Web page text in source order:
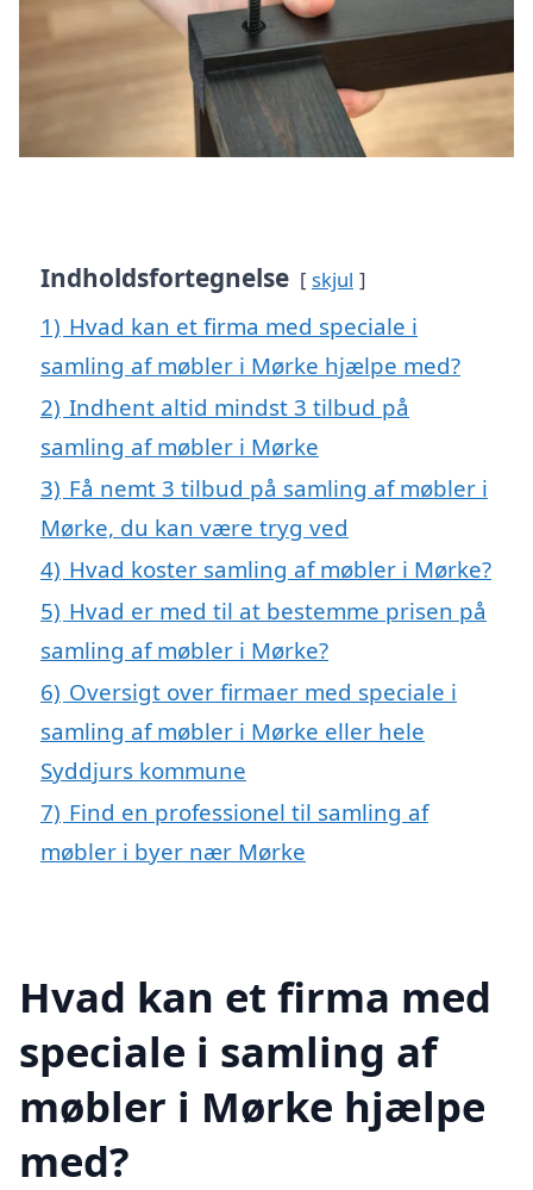
Indholdsfortegnelse skjul
1) Hvad kan et firma med speciale i
samling af møbler i Mørke hjælpe med?
2) Indhent altid mindst 3 tilbud på
samling af møbler i Mørke
3) Få nemt 3 tilbud på samling af møbler i
Mørke, du kan være tryg ved
4) Hvad koster samling af møbler i Mørke?
5) Hvad er med til at bestemme prisen på
samling af møbler i Mørke?
6) Oversigt over firmaer med speciale i
samling af møbler i Mørke eller hele
Syddjurs kommune
7) Find en professionel til samling af
møbler i byer nær Mørke
Hvad kan et firma med
speciale i samling af
møbler i Mørke hjælpe
med?